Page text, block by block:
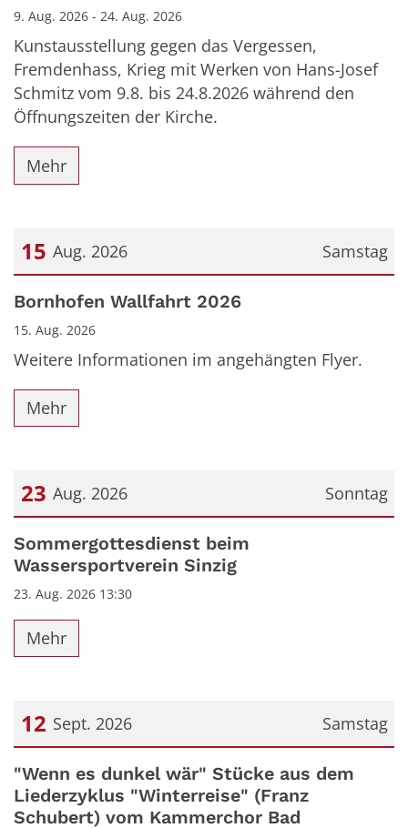
9. Aug. 2026 - 24. Aug. 2026
Kunstausstellung gegen das Vergessen,
Fremdenhass, Krieg mit Werken von Hans-Josef
Schmitz vom 9.8. bis 24.8.2026 während den
Öffnungszeiten der Kirche.
Mehr
Samstag
15 Aug. 2026
Datum: 15. August 2026
Bornhofen Wallfahrt 2026
15. Aug. 2026
Weitere Informationen im angehängten Flyer.
Mehr
Sonntag
23 Aug. 2026
Datum: 23. August 2026
Sommergottesdienst beim
Wassersportverein Sinzig
23. Aug. 2026 13:30
Mehr
Samstag
12 Sept. 2026
Datum: 12. September 2026
"Wenn es dunkel wär" Stücke aus dem
Liederzyklus "Winterreise" (Franz
Schubert) vom Kammerchor Bad